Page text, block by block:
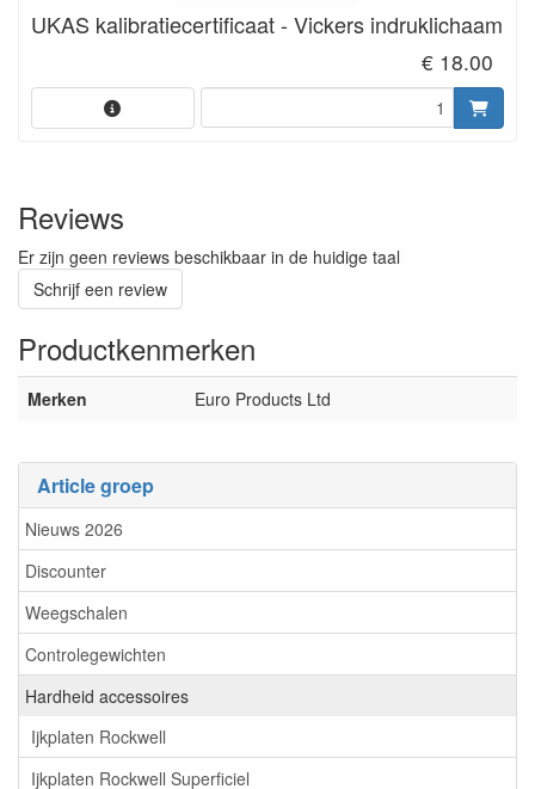
Article groep
Nieuws 2026
Discounter
Weegschalen
Controlegewichten
Hardheid accessoires
Ijkplaten Rockwell
Ijkplaten Rockwell Superficiel
UKAS kalibratiecertificaat - Vickers indruklichaam
€ 18.00
Reviews
Er zijn geen reviews beschikbaar in de huidige taal
Schrijf een review
Productkenmerken
Merken Euro Products Ltd